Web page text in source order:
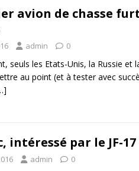
avion de chasse
admin 0
seuls les Etats-Unis, la Russie et
au point (et à tester avec
intéressé par le JF-17
admin 0